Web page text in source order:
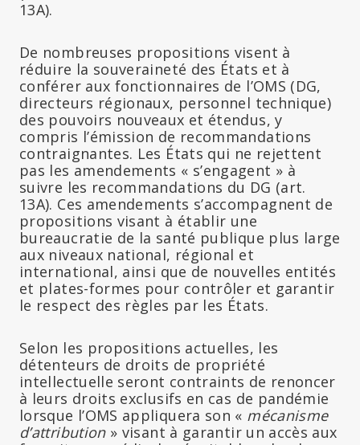
13A).
De nombreuses propositions visent à
réduire la souveraineté des États et à
conférer aux fonctionnaires de l’OMS (DG,
directeurs régionaux, personnel technique)
des pouvoirs nouveaux et étendus, y
compris l’émission de recommandations
contraignantes. Les États qui ne rejettent
pas les amendements « s’engagent » à
suivre les recommandations du DG (art.
13A). Ces amendements s’accompagnent de
propositions visant à établir une
bureaucratie de la santé publique plus large
aux niveaux national, régional et
international, ainsi que de nouvelles entités
et plates-formes pour contrôler et garantir
le respect des règles par les États.
Selon les propositions actuelles, les
détenteurs de droits de propriété
intellectuelle seront contraints de renoncer
à leurs droits exclusifs en cas de pandémie
lorsque l’OMS appliquera son « mécanisme
d’attribution» visant à garantir un accès aux